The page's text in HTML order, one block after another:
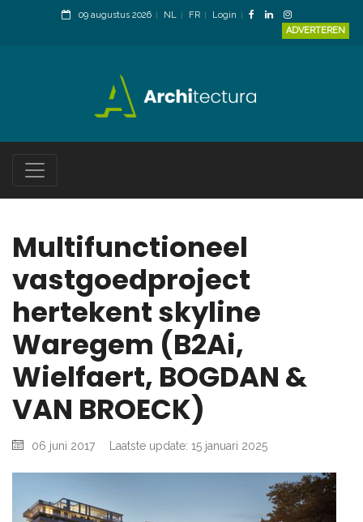
09 augustus 2026 NL FR
Login
ADVERTEREN
Multifunctioneel
vastgoedproject
hertekent skyline
Waregem (B2Ai,
Wielfaert, BOGDAN &
VAN BROECK)
06 juni 2017 Laatste update: 15 januari 2025